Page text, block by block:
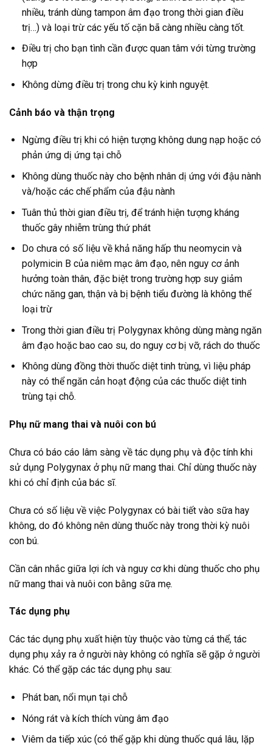
nhiều, tránh dùng tampon âm đạo trong thời gian điều
trị…) và loại trừ các yếu tố cặn bã càng nhiều càng tốt.
Điều trị cho bạn tình cần được quan tâm với từng trường
hợp
Không dừng điều trị trong chu kỳ kinh nguyệt.
Cảnh báo và thận trọng
Ngừng điều trị khi có hiện tượng không dung nạp hoặc có
phản ứng dị ứng tại chỗ
Không dùng thuốc này cho bệnh nhân dị ứng với đậu nành
và/hoặc các chế phẩm của đậu nành
Tuân thủ thời gian điều trị, để tránh hiện tượng kháng
thuốc gây nhiễm trùng thứ phát
Do chưa có số liệu về khả năng hấp thu neomycin và
polymicin B của niêm mạc âm đạo, nên nguy cơ ảnh
hưởng toàn thân, đặc biệt trong trường hợp suy giảm
chức năng gan, thận và bị bệnh tiểu đường là không thể
loại trừ
Trong thời gian điều trị Polygynax không dùng màng ngăn
âm đạo hoặc bao cao su, do nguy cơ bị vỡ, rách do thuốc
Không dùng đồng thời thuốc diệt tinh trùng, vì liệu pháp
này có thể ngăn cản hoạt động của các thuốc diệt tinh
trùng tại chỗ.
Phụ nữ mang thai và nuôi con bú
Chưa có báo cáo lâm sàng về tác dụng phụ và độc tính khi
sử dụng Polygynax ở phụ nữ mang thai. Chỉ dùng thuốc này
khi có chỉ định của bác sĩ.
Chưa có số liệu về việc Polygynax có bài tiết vào sữa hay
không, do đó không nên dùng thuốc này trong thời kỳ nuôi
con bú.
Cần cân nhắc giữa lợi ích và nguy cơ khi dùng thuốc cho phụ
nữ mang thai và nuôi con bằng sữa mẹ.
Tác dụng phụ
Các tác dụng phụ xuất hiện tùy thuộc vào từng cá thể, tác
dụng phụ xảy ra ở người này không có nghĩa sẽ gặp ở người
khác. Có thể gặp các tác dụng phụ sau:
Phát ban, nổi mụn tại chỗ
Nóng rát và kích thích vùng âm đạo
Viêm da tiếp xúc (có thể gặp khi dùng thuốc quá lâu, lặp